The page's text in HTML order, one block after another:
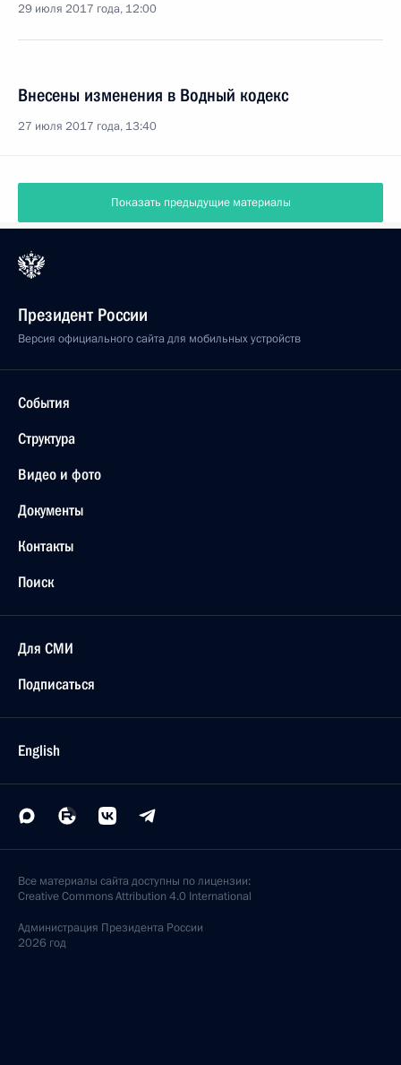
29 июля 2017 года, 12:00
Внесены изменения в Водный кодекс
27 июля 2017 года, 13:40
Показать предыдущие материалы
Президент России
Версия официального сайта для мобильных устройств
События
Структура
Видео и фото
Документы
Контакты
Поиск
Для СМИ
Подписаться
English
Все материалы сайта доступны по лицензии:
Creative Commons Attribution 4.0 International
Администрация Президента России
2026 год